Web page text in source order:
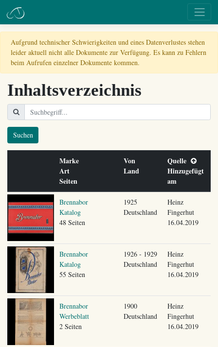
Aufgrund technischer Schwierigkeiten und eines Datenverlustes stehen
leider aktuell nicht alle Dokumente zur Verfügung. Es kann zu Fehlern
beim Aufrufen einzelner Dokumente kommen.
Inhaltsverzeichnis
Suchen
Marke
Art
Seiten
Von
Land
Quelle
Hinzugefügt
am
Brennabor
Katalog
48 Seiten
1925
Deutschland
Heinz
Fingerhut
16.04.2019
Brennabor
Katalog
55 Seiten
1926 - 1929
Deutschland
Heinz
Fingerhut
16.04.2019
Brennabor
Werbeblatt
2 Seiten
1900
Deutschland
Heinz
Fingerhut
16.04.2019